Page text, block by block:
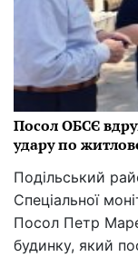
Посол ОБСЄ
удару по
Подільський
Спеціальної
Посол Петр
будинку, який